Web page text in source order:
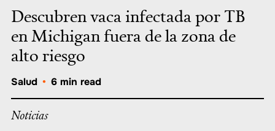
Descubren vaca infectada por TB
en Michigan fuera de la zona de
alto riesgo
Salud • 6 min read
Noticias